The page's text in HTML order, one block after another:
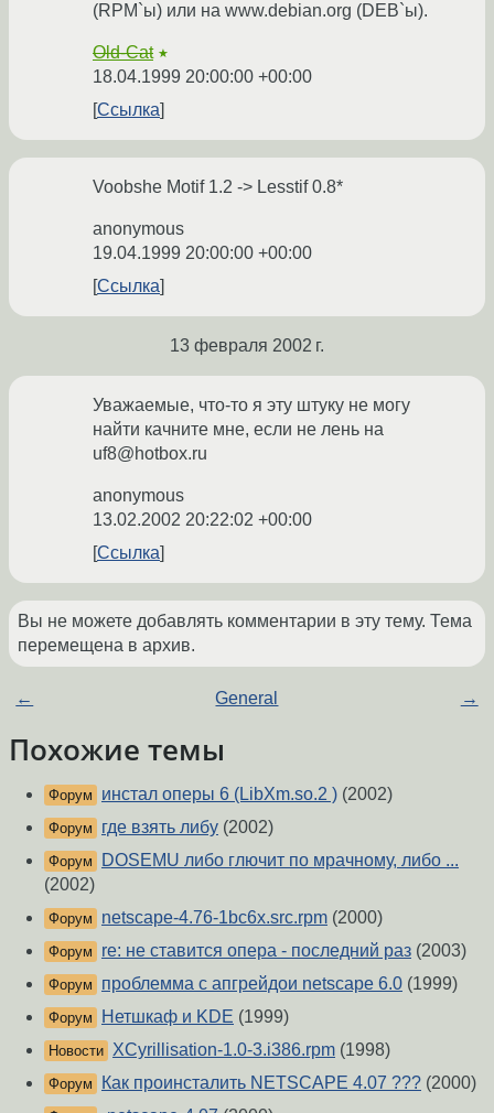
(RPM`ы) или на www.debian.org (DEB`ы).
Old-Cat ★
18.04.1999 20:00:00 +00:00
Ссылка
Voobshe Motif 1.2 -> Lesstif 0.8*
anonymous
19.04.1999 20:00:00 +00:00
Ссылка
13 февраля 2002 г.
Уважаемые, что-то я эту штуку не могу
найти качните мне, если не лень на
uf8@hotbox.ru
anonymous
13.02.2002 20:22:02 +00:00
Ссылка
Вы не можете добавлять комментарии в эту тему. Тема
перемещена в архив.
← General →
Похожие темы
Форум инстал oперы 6 (LibXm.so.2 ) (2002)
Форум где взять либу (2002)
Форум
DOSEMU либо глючит по мрачному, либо ...
(2002)
Форум netscape-4.76-1bc6x.src.rpm (2000)
Форум re: не ставится опера - последний раз (2003)
Форум проблемма с апгрейдои netscape 6.0 (1999)
Форум Нетшкаф и KDE (1999)
Новости XCyrillisation-1.0-3.i386.rpm (1998)
Форум Как проинсталить NETSCAPE 4.07 ??? (2000)